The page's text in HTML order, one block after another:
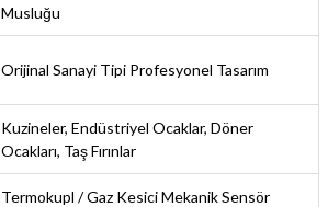
Musluğu
Orijinal Sanayi Tipi Profesyonel Tasarım
Kuzineler, Endüstriyel Ocaklar, Döner
Ocakları, Taş Fırınlar
Termokupl / Gaz Kesici Mekanik Sensör